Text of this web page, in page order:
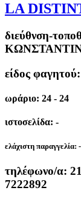
LA
διεύθνση-
είδος
ωράριο: 24 - 24
ιστοσελίδα: -
ελάχιστη παραγγελία: -
τηλέφωνο/α:
7222892